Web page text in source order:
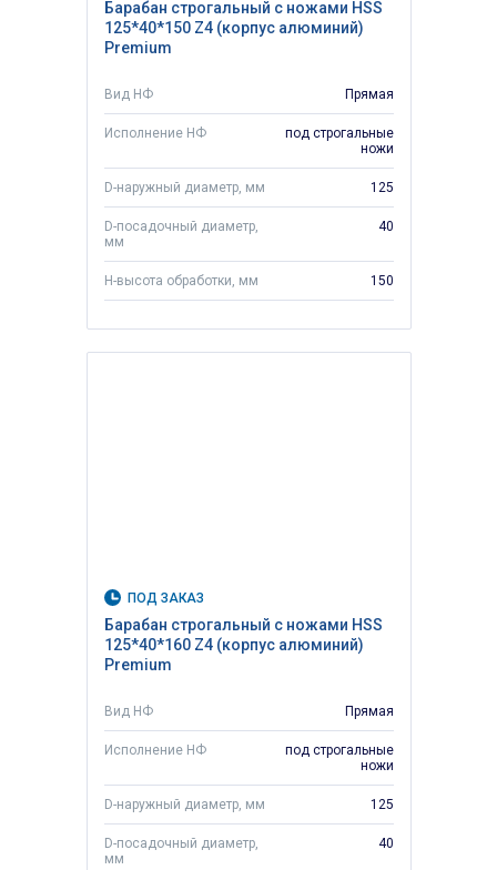
Барабан строгальный с ножами HSS
125*40*150 Z4 (корпус алюминий)
Premium
Вид НФ Прямая
Исполнение НФ
под строгальные
ножи
D-наружный диаметр, мм 125
D-посадочный диаметр,
мм
40
H-высота обработки, мм 150
ПОД ЗАКАЗ
Барабан строгальный с ножами HSS
125*40*160 Z4 (корпус алюминий)
Premium
Вид НФ Прямая
Исполнение НФ
под строгальные
ножи
D-наружный диаметр, мм 125
D-посадочный диаметр,
мм
40